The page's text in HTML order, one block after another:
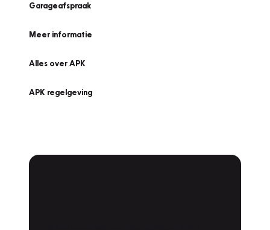
Garageafspraak
Meer informatie
Alles over APK
APK regelgeving